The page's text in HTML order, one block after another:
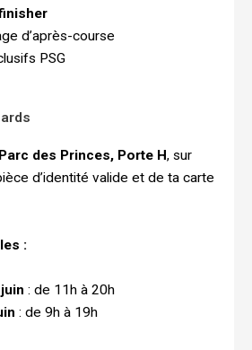
d’après-course
PSG
des Princes, Porte H, sur
d’identité valide et de ta carte
:
: de 11h à 20h
: de 9h à 19h